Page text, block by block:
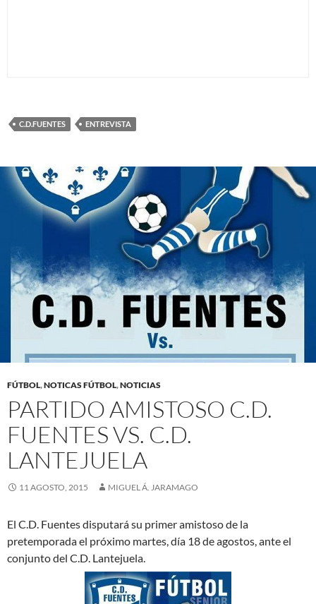
C.D.FUENTES ENTREVISTA
FÚTBOL,NOTICAS FÚTBOL,NOTICIAS
PARTIDO AMISTOSO C.D.
FUENTES VS. C.D.
LANTEJUELA
11 AGOSTO, 2015 MIGUEL Á. JARAMAGO
El C.D. Fuentes disputará su primer amistoso de la
pretemporada el próximo martes, día 18 de agostos, ante el
conjunto del C.D. Lantejuela.